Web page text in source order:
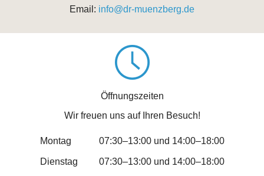
Email: info@dr-muenzberg.de
Öffnungszeiten
Wir freuen uns auf Ihren Besuch!
Montag 07:30–13:00 und 14:00–18:00
Dienstag 07:30–13:00 und 14:00–18:00